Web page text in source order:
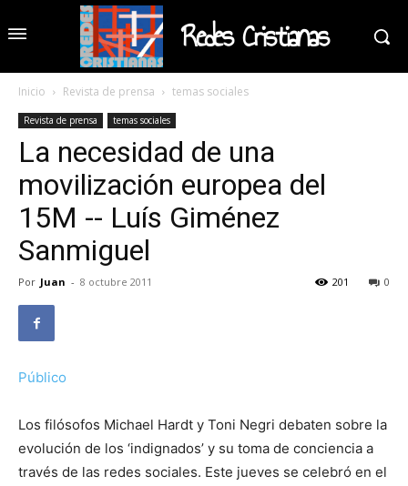
Redes Cristianas
Inicio Revista de prensa temas sociales
Revista de prensa temas sociales
La necesidad de una
movilización europea del
15M -- Luís Giménez
Sanmiguel
Por Juan - 8 octubre 2011 0
201
Público
Los filósofos Michael Hardt y Toni Negri debaten sobre la
evolución de los ‘indignados’ y su toma de conciencia a
través de las redes sociales. Este jueves se celebró en el